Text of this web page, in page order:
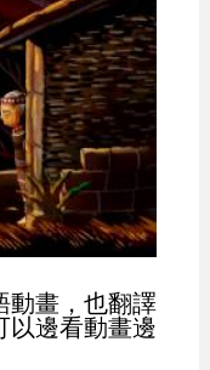
動畫，也翻譯
以邊看動畫邊